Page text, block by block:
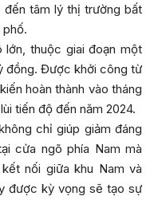
tâm lý thị trường bất
phố.
lớn, thuộc giai đoạn một
đồng. Được khởi công từ
hoàn thành vào tháng
tiến độ đến năm 2024.
chỉ giúp giảm đáng
cửa ngõ phía Nam mà
nối giữa khu Nam và
được kỳ vọng sẽ tạo sự